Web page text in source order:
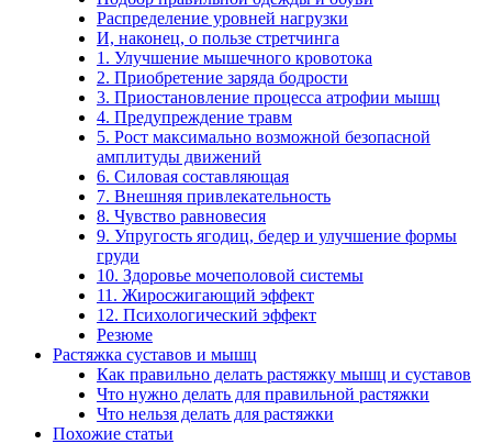
Распределение уровней нагрузки
И, наконец, о пользе стретчинга
1. Улучшение мышечного кровотока
2. Приобретение заряда бодрости
3. Приостановление процесса атрофии мышц
4. Предупреждение травм
5. Рост максимально возможной безопасной
амплитуды движений
6. Силовая составляющая
7. Внешняя привлекательность
8. Чувство равновесия
9. Упругость ягодиц, бедер и улучшение формы
груди
10. Здоровье мочеполовой системы
11. Жиросжигающий эффект
12. Психологический эффект
Резюме
Растяжка суставов и мышц
Как правильно делать растяжку мышц и суставов
Что нужно делать для правильной растяжки
Что нельзя делать для растяжки
Похожие статьи